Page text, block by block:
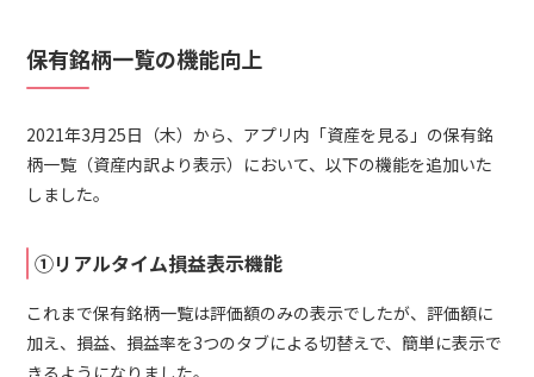
保有銘柄一覧の機能向上
2021年3月25日（木）から、アプリ内「資産を見る」の保有銘
柄一覧（資産内訳より表示）において、以下の機能を追加いた
しました。
①リアルタイム損益表示機能
これまで保有銘柄一覧は評価額のみの表示でしたが、評価額に
加え、損益、損益率を3つのタブによる切替えで、簡単に表示で
きるようになりました。